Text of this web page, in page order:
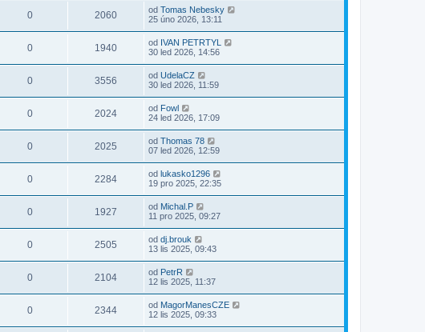
0 2060 od Tomas Nebesky
25 úno 2026, 13:11
0 1940 od IVAN PETRTYL
30 led 2026, 14:56
0 3556 od UdelaCZ
30 led 2026, 11:59
0 2024 od Fowl
24 led 2026, 17:09
0 2025 od Thomas 78
07 led 2026, 12:59
0 2284 od lukasko1296
19 pro 2025, 22:35
0 1927 od Michal.P
11 pro 2025, 09:27
0 2505 od dj.brouk
13 lis 2025, 09:43
0 2104 od PetrR
12 lis 2025, 11:37
0 2344 od MagorManesCZE
12 lis 2025, 09:33